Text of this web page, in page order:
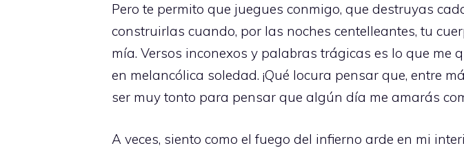
Pero te permito que juegues conmigo, que destruyas
construirlas cuando, por las noches centelleantes, tu
mía. Versos inconexos y palabras trágicas es lo que
en melancólica soledad. ¡Qué locura pensar que, entre
ser muy tonto para pensar que algún día me amarás
A veces, siento como el fuego del infierno arde en mi